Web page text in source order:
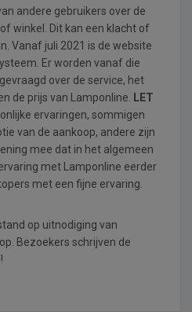
andere gebruikers over de
winkel. Dit kan een klacht of
Vanaf juli 2021 is de website
Er worden vanaf die
over de service, het
de prijs van Lamponline.
LET
ervaringen, sommigen
van de aankoop, andere zijn
mee dat in het algemeen
met Lamponline eerder
met een fijne ervaring.
op uitnodiging van
Bezoekers schrijven de